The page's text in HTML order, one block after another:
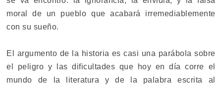
moral de un pueblo que acabará irremediablemente
con su sueño.
El argumento de la historia es casi una parábola sobre
el peligro y las dificultades que hoy en día corre el
mundo de la literatura y de la palabra escrita al